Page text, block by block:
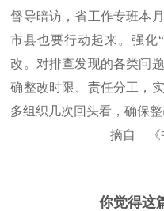
督导暗访，省工作专班本
市县也要行动起来。强化
改。对排查发现的各类问
确整改时限、责任分工，
多组织几次回头看，确保整
摘自 《
你觉得这